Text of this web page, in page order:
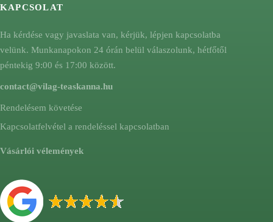
KAPCSOLAT
Ha kérdése vagy javaslata van, kérjük, lépjen kapcsolatba
velünk. Munkanapokon 24 órán belül válaszolunk, hétfőtől
péntekig 9:00 és 17:00 között.
contact@vilag-teaskanna.hu
Rendelésem követése
Kapcsolatfelvétel a rendeléssel kapcsolatban
Vásárlói vélemények